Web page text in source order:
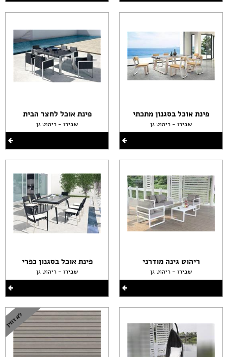
פינת אוכל בסגנון מתכתי
שבירו - ריהוט גן
ריהוט גינה מודרני
שבירו - ריהוט גן
פינת אוכל לחצר הבית
שבירו - ריהוט גן
פינת אוכל בסגנון כפרי
שבירו - ריהוט גן